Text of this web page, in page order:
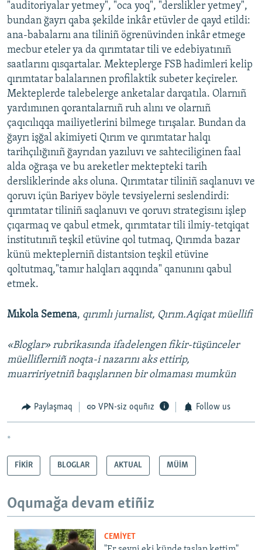
"auditoriyalar yetmey", "oca yoq", "derslikler yetmey",
bundan ğayrı qaba şekilde inkâr etüvler de qayd etildi:
ana-babalarnı ana tiliniñ ögrenüvinden inkâr etmege
mecbur eteler ya da qırımtatar tili ve edebiyatınıñ
saatlarını qısqartalar. Mekteplerge FSB hadimleri kelip
qırımtatar balalarınen profilaktik subeter keçireler.
Mekteplerde talebelerge anketalar darqatıla. Olarnıñ
yardımınen qorantalarnıñ ruh alını ve olarnıñ
çaqıcılıqqa mailiyetlerini bilmege tırışalar. Bundan da
ğayrı işğal akimiyeti Qırım ve qırımtatar halqı
tarihçılığınıñ ğayrıdan yazıluvı ve sahteciliginen faal
alda oğraşa ve bu areketler mektepteki tarih
dersliklerinde aks oluna. Qırımtatar tiliniñ saqlanuvı ve
qoruvı içün Bariyev böyle tevsiyelerni seslendirdi:
qırımtatar tiliniñ saqlanuvı ve qoruvı strategisını işlep
çıqarmaq ve qabul etmek, qırımtatar tili ilmiy-tetqiqat
institutınıñ teşkil etüvine qol tutmaq, Qırımda bazar
künü mekteplerniñ distantsion teşkil etüvine
qoltutmaq,"tamır halqları aqqında" qanunını qabul
etmek.
Mıkola Semena, qırımlı jurnalist, Qırım.Aqiqat müellifi
«Bloglar» rubrikasında ifadelengen fikir-tüşünceler
müelliflerniñ noqta-i nazarını aks ettirip,
muarririyetniñ baqışlarınen bir olmaması mumkün
Paylaşmaq VPN-siz oquñız Follow us
*
FİKİR BLOGLAR AKTUAL MÜİM
Oqumağa devam etiñiz
CEMİYET